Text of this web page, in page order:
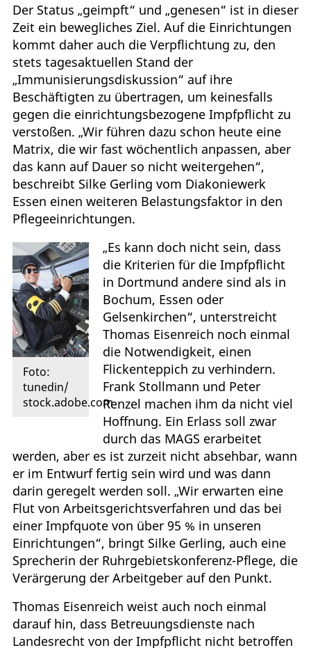
Der Status „geimpft“ und „genesen“ ist in dieser
Zeit ein bewegliches Ziel. Auf die Einrichtungen
kommt daher auch die Verpflichtung zu, den
stets tagesaktuellen Stand der
„Immunisierungsdiskussion“ auf ihre
Beschäftigten zu übertragen, um keinesfalls
gegen die einrichtungsbezogene Impfpflicht zu
verstoßen. „Wir führen dazu schon heute eine
Matrix, die wir fast wöchentlich anpassen, aber
das kann auf Dauer so nicht weitergehen“,
beschreibt Silke Gerling vom Diakoniewerk
Essen einen weiteren Belastungsfaktor in den
Pflegeeinrichtungen.
Foto:
tunedin/
stock.adobe.com
„Es kann doch nicht sein, dass
die Kriterien für die Impfpflicht
in Dortmund andere sind als in
Bochum, Essen oder
Gelsenkirchen“, unterstreicht
Thomas Eisenreich noch einmal
die Notwendigkeit, einen
Flickenteppich zu verhindern.
Frank Stollmann und Peter
Renzel machen ihm da nicht viel
Hoffnung. Ein Erlass soll zwar
durch das MAGS erarbeitet
werden, aber es ist zurzeit nicht absehbar, wann
er im Entwurf fertig sein wird und was dann
darin geregelt werden soll. „Wir erwarten eine
Flut von Arbeitsgerichtsverfahren und das bei
einer Impfquote von über 95 % in unseren
Einrichtungen“, bringt Silke Gerling, auch eine
Sprecherin der Ruhrgebietskonferenz-Pflege, die
Verärgerung der Arbeitgeber auf den Punkt.
Thomas Eisenreich weist auch noch einmal
darauf hin, dass Betreuungsdienste nach
Landesrecht von der Impfpflicht nicht betroffen